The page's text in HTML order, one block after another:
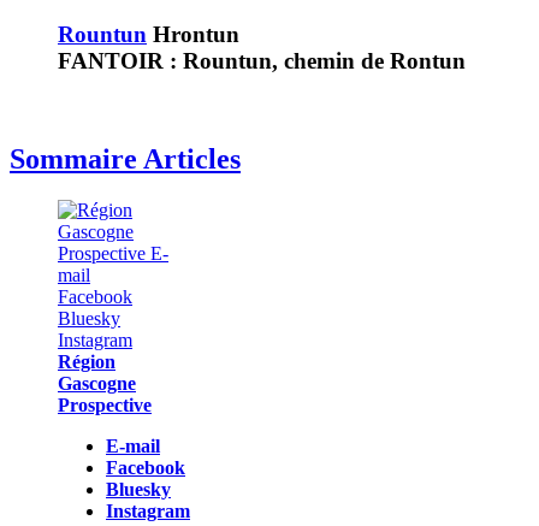
Rountun Hrontun
FANTOIR : Rountun, chemin de Rontun
Sommaire Articles
Région
Gascogne
Prospective
E-mail
Facebook
Bluesky
Instagram